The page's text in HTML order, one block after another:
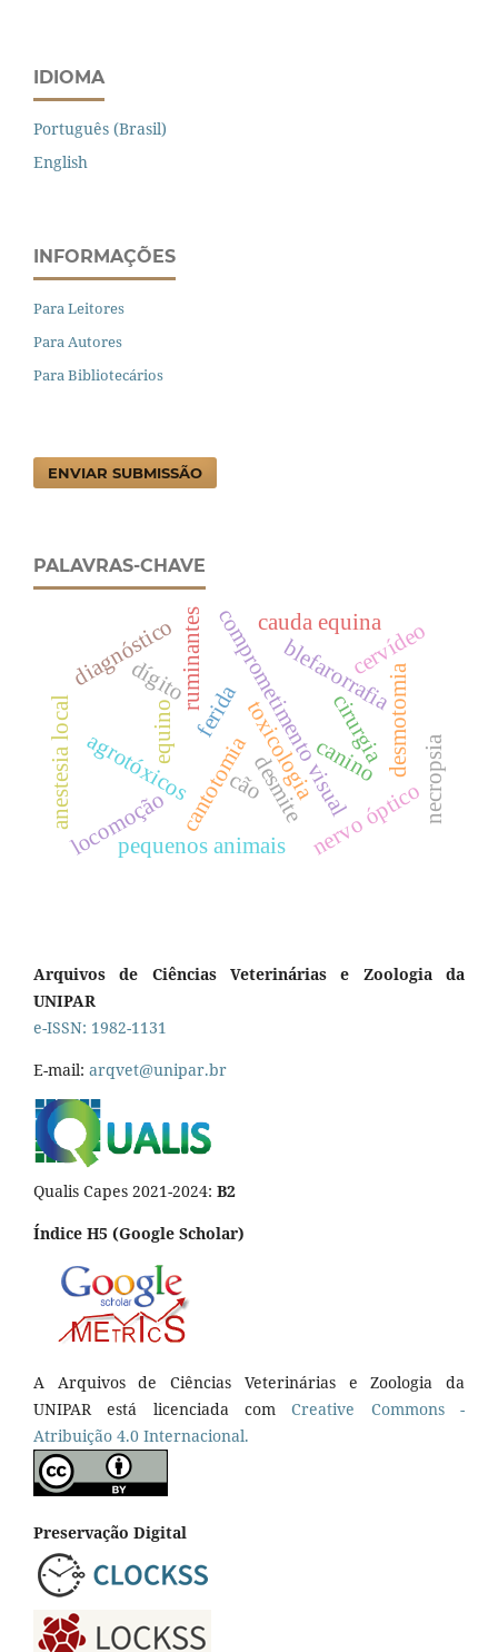
IDIOMA
Português (Brasil)
English
INFORMAÇÕES
Para Leitores
Para Autores
Para Bibliotecários
ENVIAR SUBMISSÃO
PALAVRAS-CHAVE
blefarorrafia
cantotomiacomprometimento visualnervo óptico
ferida
dígito
equino
diagnóstico cauda equina
canino
agrotóxicos
pequenos animais
toxicologia
cervídeo
locomoção
anestesia local
ruminantes
desmite
desmotomia
cirurgia
necropsia
cão
Arquivos de Ciências Veterinárias e Zoologia da
UNIPAR
e-ISSN: 1982-1131
E-mail: arqvet@unipar.br
Qualis Capes 2021-2024: B2
Índice H5 (Google Scholar)
A Arquivos de Ciências Veterinárias e Zoologia da
UNIPAR está licenciada comCreative Commons -
Atribuição 4.0 Internacional.
Preservação Digital